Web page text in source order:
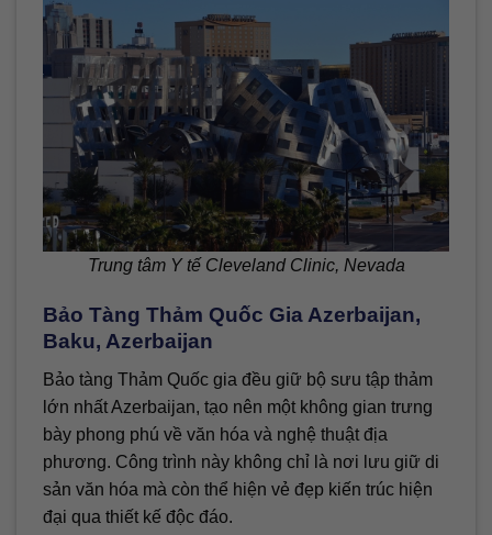
Trung tâm Y tế Cleveland Clinic, Nevada
Bảo Tàng Thảm Quốc Gia Azerbaijan,
Baku, Azerbaijan
Bảo tàng Thảm Quốc gia đều giữ bộ sưu tập thảm
lớn nhất Azerbaijan, tạo nên một không gian trưng
bày phong phú về văn hóa và nghệ thuật địa
phương. Công trình này không chỉ là nơi lưu giữ di
sản văn hóa mà còn thể hiện vẻ đẹp kiến trúc hiện
đại qua thiết kế độc đáo.